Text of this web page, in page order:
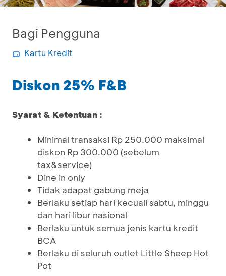
Bagi Pengguna
Kartu Kredit
Diskon 25% F&B
Syarat & Ketentuan :
Minimal transaksi Rp 250.000 maksimal
diskon Rp 300.000 (sebelum
tax&service)
Dine in only
Tidak adapat gabung meja
Berlaku setiap hari kecuali sabtu, minggu
dan hari libur nasional
Berlaku untuk semua jenis kartu kredit
BCA
Berlaku di seluruh outlet Little Sheep Hot
Pot